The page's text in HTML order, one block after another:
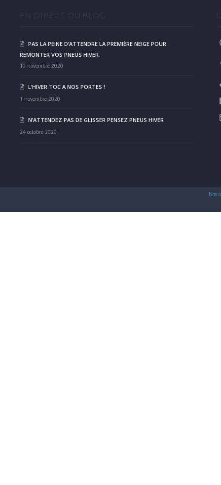
EN DIRECT DU BLOG
PAS LA PEINE D’ATTENDRE LA PREMIÈRE NEIGE POUR
REMONTER VOS PNEUS HIVER.
10 novembre 2020
L’HIVER TOC A NOS PORTES !
1 novembre 2020
N’ATTENDEZ PAS DE GLISSER PENSEZ PNEUS HIVER
24 octobre 2020
Nos